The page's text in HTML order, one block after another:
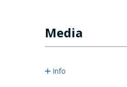
Media
Info